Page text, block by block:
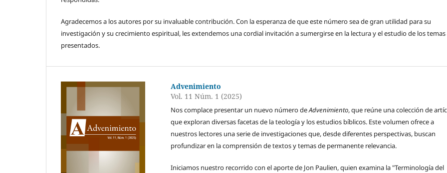
Agradecemos a los autores por su invaluable contribución. Con la esperanza de que este número sea de gran utilidad para su
investigación y su crecimiento espiritual, les extendemos una cordial invitación a sumergirse en la lectura y el estudio de los
presentados.
Advenimiento
Vol. 11 Núm. 1 (2025)
Nos complace presentar un nuevo número deAdvenimiento, que reúne una colección de
que exploran diversas facetas de la teología y los estudios bíblicos. Este volumen ofrece a
nuestros lectores una serie de investigaciones que, desde diferentes perspectivas, buscan
profundizar en la comprensión de textos y temas de permanente relevancia.
Iniciamos nuestro recorrido con el aporte de Jon Paulien, quien examina la "Terminología del